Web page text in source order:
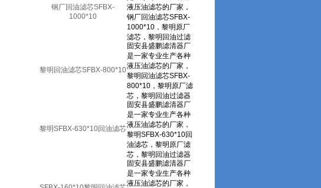
钢厂回油滤芯SFBX-
1000*10
黎明回油滤芯SFBX-800*10
黎明SFBX-630*10回油滤芯